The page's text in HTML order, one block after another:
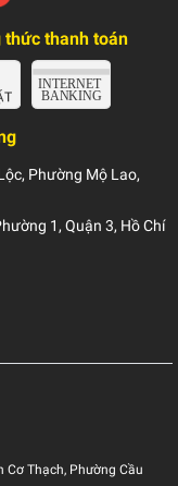
thức thanh toán
Phường Mộ Lao,
1, Quận 3, Hồ Chí
Cơ Thạch, Phường Cầu